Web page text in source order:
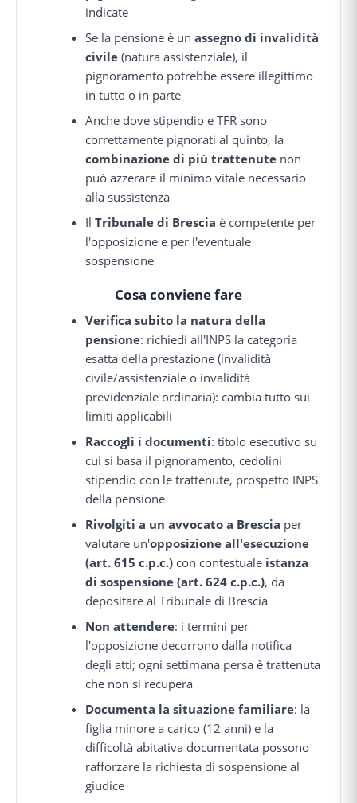
indicate
Se la pensione è unassegno di invalidità
civile (natura assistenziale), il
pignoramento potrebbe essere illegittimo
in tutto o in parte
Anche dove stipendio e TFR sono
correttamente pignorati al quinto, la
combinazione di più trattenute non
può azzerare il minimo vitale necessario
alla sussistenza
IlTribunale di Brescia è competente per
l'opposizione e per l'eventuale
sospensione
Cosa conviene fare
Verifica subito la natura della
pensione: richiedi all'INPS la categoria
esatta della prestazione (invalidità
civile/assistenziale o invalidità
previdenziale ordinaria): cambia tutto sui
limiti applicabili
Raccogli i documenti: titolo esecutivo su
cui si basa il pignoramento, cedolini
stipendio con le trattenute, prospetto INPS
della pensione
Rivolgiti a un avvocato a Brescia per
valutare un'opposizione all'esecuzione
(art. 615 c.p.c.) con contestuale istanza
di sospensione (art. 624 c.p.c.), da
depositare al Tribunale di Brescia
Non attendere: i termini per
l'opposizione decorrono dalla notifica
degli atti; ogni settimana persa è trattenuta
che non si recupera
Documenta la situazione familiare: la
figlia minore a carico (12 anni) e la
difficoltà abitativa documentata possono
rafforzare la richiesta di sospensione al
giudice